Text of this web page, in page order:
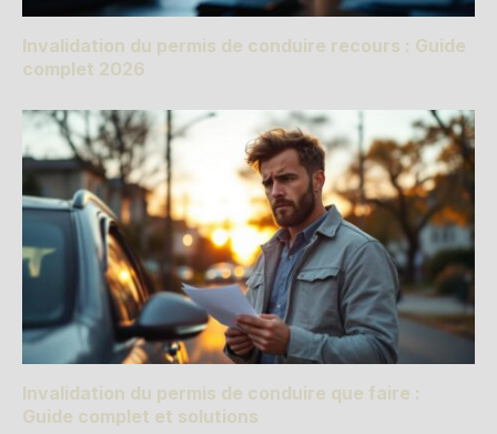
Invalidation du permis de conduire recours : Guide
complet 2026
Invalidation du permis de conduire que faire :
Guide complet et solutions